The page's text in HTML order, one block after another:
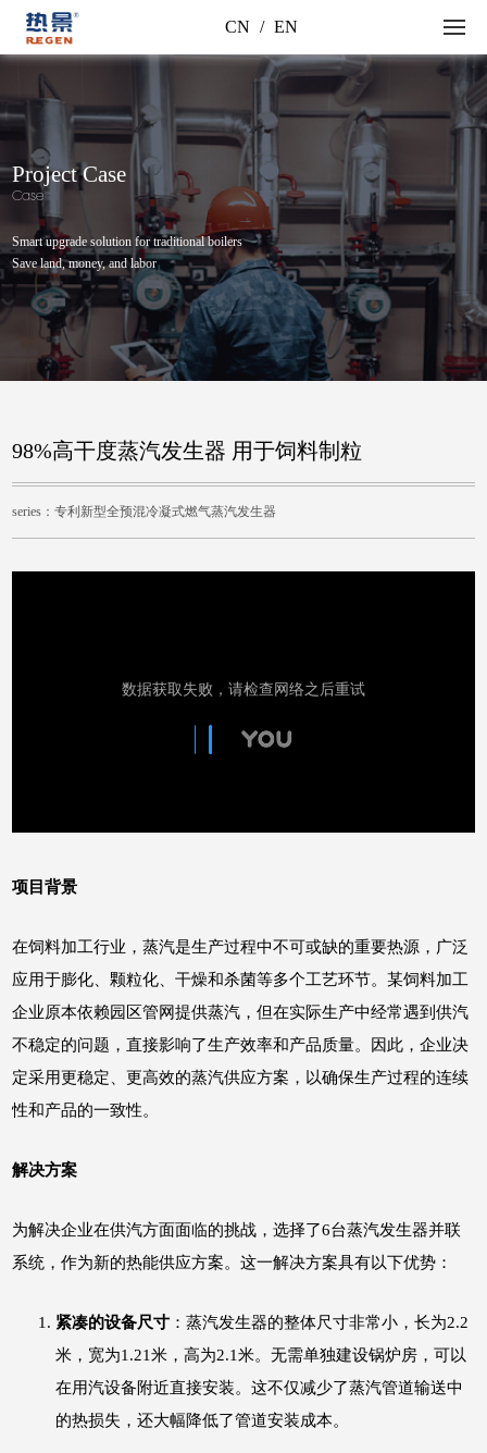
CN / EN
Project Case
Case
Smart upgrade solution for traditional boilers
Save land, money, and labor
98%高干度蒸汽发生器 用于饲料制粒
series：专利新型全预混冷凝式燃气蒸汽发生器
项目背景
在饲料加工行业，蒸汽是生产过程中不可或缺的重要热源，广泛
应用于膨化、颗粒化、干燥和杀菌等多个工艺环节。某饲料加工
企业原本依赖园区管网提供蒸汽，但在实际生产中经常遇到供汽
不稳定的问题，直接影响了生产效率和产品质量。因此，企业决
定采用更稳定、更高效的蒸汽供应方案，以确保生产过程的连续
性和产品的一致性。
解决方案
为解决企业在供汽方面面临的挑战，选择了6台蒸汽发生器并联
系统，作为新的热能供应方案。这一解决方案具有以下优势：
紧凑的设备尺寸 ：蒸汽发生器的整体尺寸非常小，长为2.2
米，宽为1.21米，高为2.1米。无需单独建设锅炉房，可以
在用汽设备附近直接安装。这不仅减少了蒸汽管道输送中
的热损失，还大幅降低了管道安装成本。